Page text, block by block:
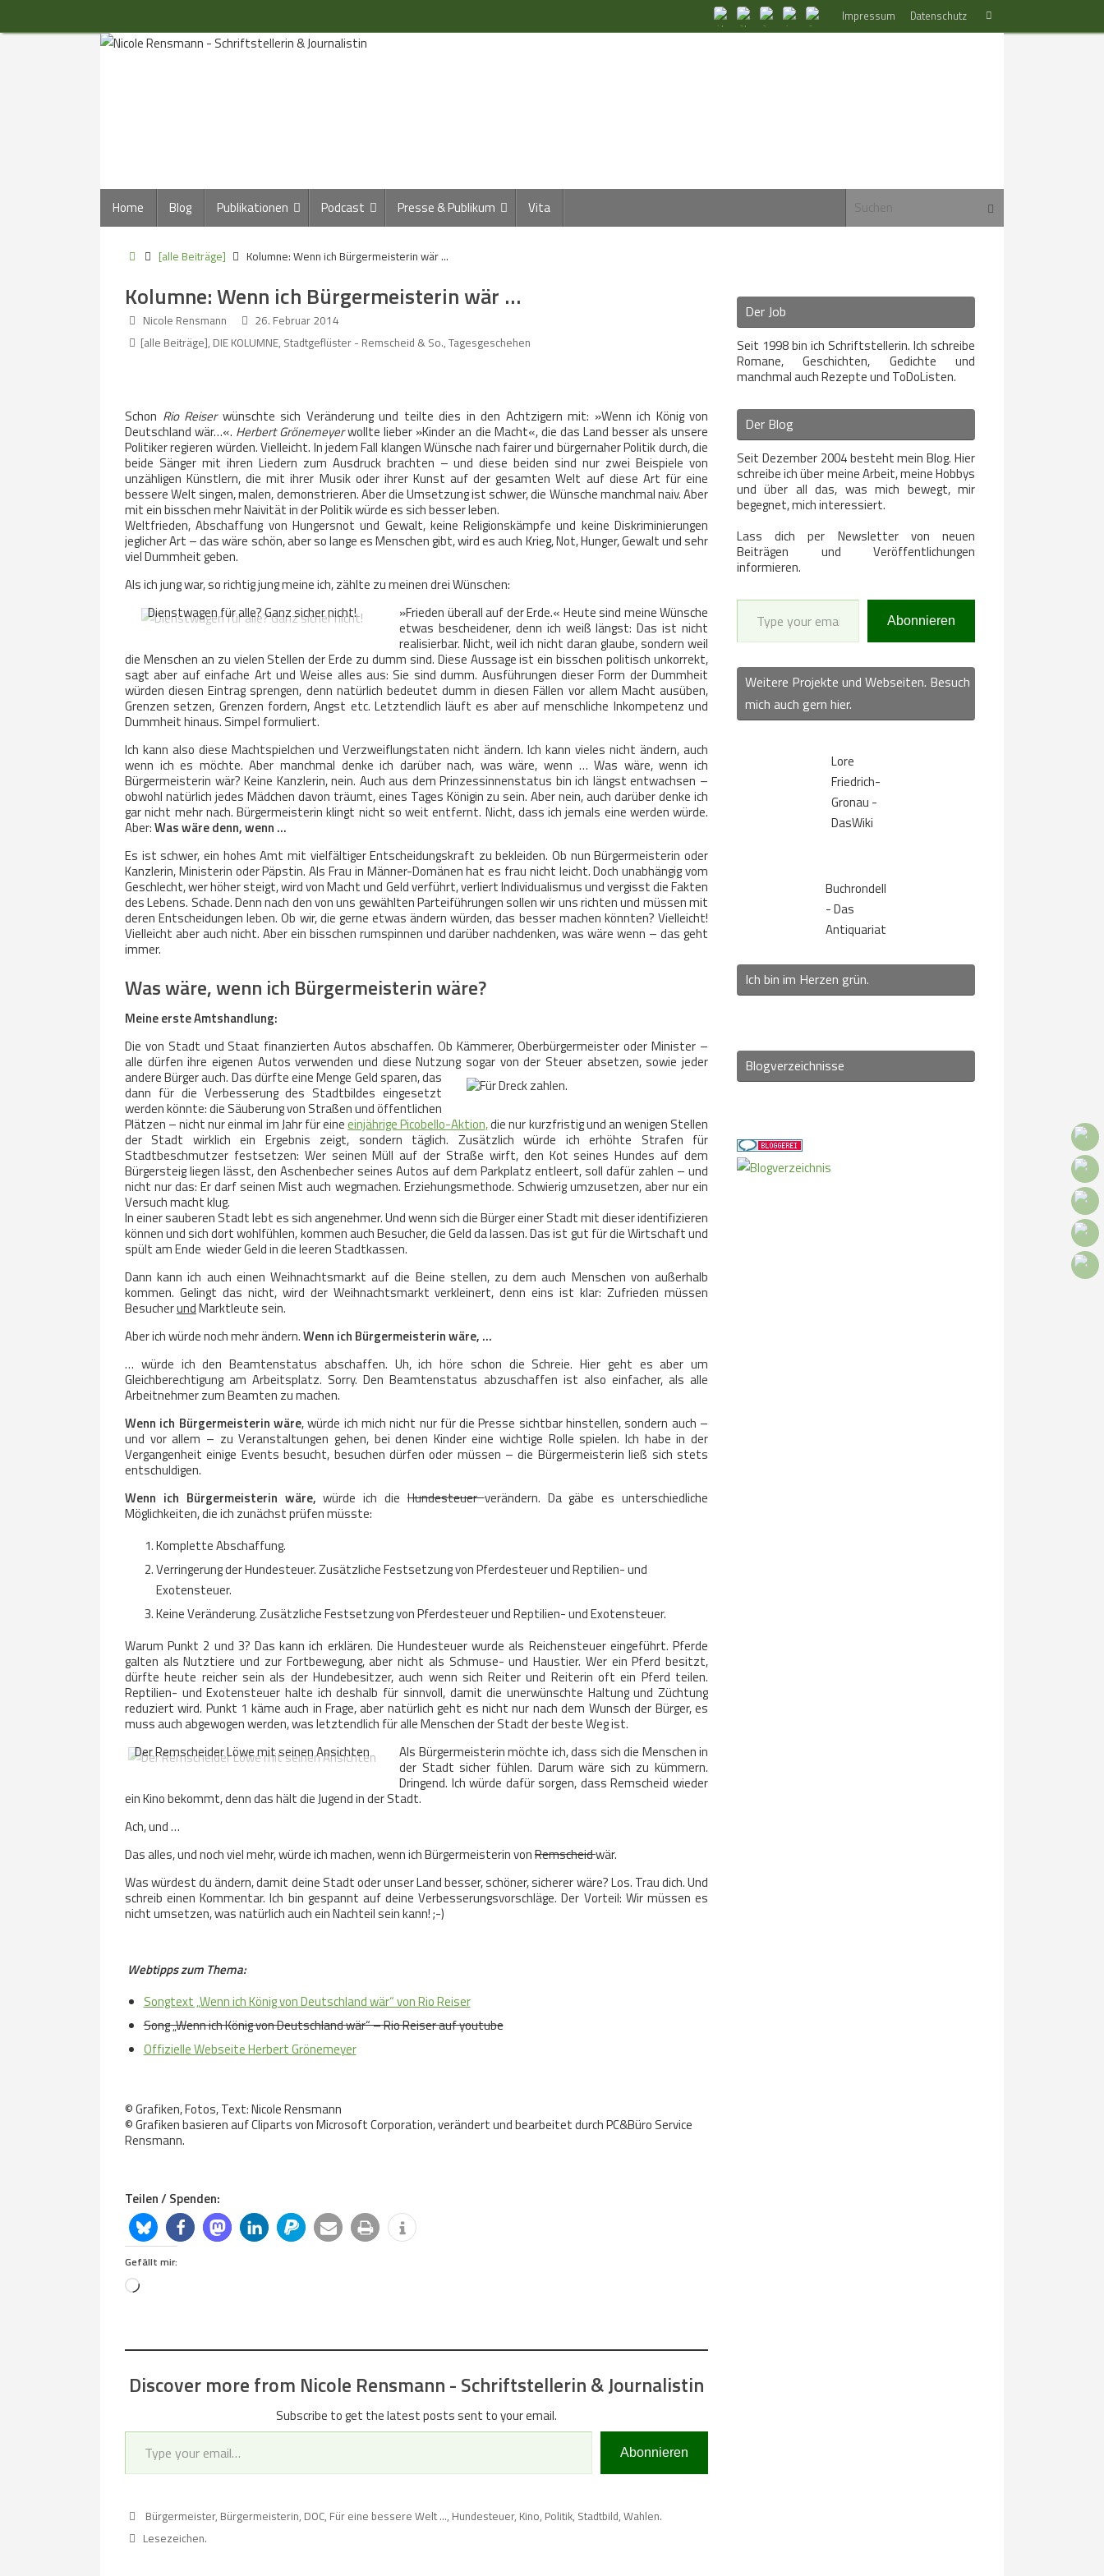
Inhalt
Impressum Datenschutz
nach:
Suchen
Inhalt
springen
Home Blog Publikationen Podcast Presse & Publikum Vita Suchen
Start[alle Beiträge] Kolumne: Wenn ich Bürgermeisterin wär …
Kolumne: Wenn ich Bürgermeisterin wär …
Nicole Rensmann
26. Februar 2014
[alle Beiträge], DIE KOLUMNE, Stadtgeflüster - Remscheid & So.,Tagesgeschehen
Schon Rio Reiserwünschte sich Veränderung und teilte dies in den Achtzigern mit: »Wenn ich König von
Deutschland wär…«. Herbert Grönemeyerwollte lieber »Kinder an die Macht«, die das Land besser als unsere
Politiker regieren würden. Vielleicht. In jedem Fall klangen Wünsche nach fairer und bürgernaher Politik durch, die
beide Sänger mit ihren Liedern zum Ausdruck brachten – und diese beiden sind nur zwei Beispiele von
unzähligen Künstlern, die mit ihrer Musik oder ihrer Kunst auf der gesamten Welt auf diese Art für eine
bessere Welt singen, malen, demonstrieren. Aber die Umsetzung ist schwer, die Wünsche manchmal naiv. Aber
mit ein bisschen mehr Naivität in der Politik würde es sich besser leben.
Weltfrieden, Abschaffung von Hungersnot und Gewalt, keine Religionskämpfe und keine Diskriminierungen
jeglicher Art – das wäre schön, aber so lange es Menschen gibt, wird es auch Krieg, Not, Hunger, Gewalt und sehr
viel Dummheit geben.
Als ich jung war, so richtig jung meine ich, zählte zu meinen drei Wünschen:
Dienstwagen für alle? Ganz sicher nicht!
»Frieden überall auf der Erde.« Heute sind meine Wünsche
etwas bescheidener, denn ich weiß längst: Das ist nicht
realisierbar. Nicht, weil ich nicht daran glaube, sondern weil
die Menschen an zu vielen Stellen der Erde zu dumm sind. Diese Aussage ist ein bisschen politisch unkorrekt,
sagt aber auf einfache Art und Weise alles aus: Sie sind dumm. Ausführungen dieser Form der Dummheit
würden diesen Eintrag sprengen, denn natürlich bedeutet dumm in diesen Fällen vor allem Macht ausüben,
Grenzen setzen, Grenzen fordern, Angst etc. Letztendlich läuft es aber auf menschliche Inkompetenz und
Dummheit hinaus. Simpel formuliert.
Ich kann also diese Machtspielchen und Verzweiflungstaten nicht ändern. Ich kann vieles nicht ändern, auch
wenn ich es möchte. Aber manchmal denke ich darüber nach, was wäre, wenn … Was wäre, wenn ich
Bürgermeisterin wär? Keine Kanzlerin, nein. Auch aus dem Prinzessinnenstatus bin ich längst entwachsen –
obwohl natürlich jedes Mädchen davon träumt, eines Tages Königin zu sein. Aber nein, auch darüber denke ich
gar nicht mehr nach. Bürgermeisterin klingt nicht so weit entfernt. Nicht, dass ich jemals eine werden würde.
Aber:Was wäre denn, wenn …
Es ist schwer, ein hohes Amt mit vielfältiger Entscheidungskraft zu bekleiden. Ob nun Bürgermeisterin oder
Kanzlerin, Ministerin oder Päpstin. Als Frau in Männer-Domänen hat es frau nicht leicht. Doch unabhängig vom
Geschlecht, wer höher steigt, wird von Macht und Geld verführt, verliert Individualismus und vergisst die Fakten
des Lebens. Schade. Denn nach den von uns gewählten Parteiführungen sollen wir uns richten und müssen mit
deren Entscheidungen leben. Ob wir, die gerne etwas ändern würden, das besser machen könnten? Vielleicht!
Vielleicht aber auch nicht. Aber ein bisschen rumspinnen und darüber nachdenken, was wäre wenn – das geht
immer.
Was wäre, wenn ich Bürgermeisterin wäre?
Meine erste Amtshandlung:
Die von Stadt und Staat finanzierten Autos abschaffen. Ob Kämmerer, Oberbürgermeister oder Minister –
alle dürfen ihre eigenen Autos verwenden und diese Nutzung sogar von der Steuer absetzen, sowie jeder
andere Bürger auch. Das dürfte eine Menge Geld sparen, das
dann für die Verbesserung des Stadtbildes eingesetzt
werden könnte: die Säuberung von Straßen und öffentlichen
Plätzen – nicht nur einmal im Jahr für eineeinjährige Picobello-Aktion,die nur kurzfristig und an wenigen Stellen
der Stadt wirklich ein Ergebnis zeigt, sondern täglich. Zusätzlich würde ich erhöhte Strafen für
Stadtbeschmutzer festsetzen: Wer seinen Müll auf der Straße wirft, den Kot seines Hundes auf dem
Bürgersteig liegen lässt, den Aschenbecher seines Autos auf dem Parkplatz entleert, soll dafür zahlen – und
nicht nur das: Er darf seinen Mist auch wegmachen. Erziehungsmethode. Schwierig umzusetzen, aber nur ein
Versuch macht klug.
In einer sauberen Stadt lebt es sich angenehmer. Und wenn sich die Bürger einer Stadt mit dieser identifizieren
können und sich dort wohlfühlen, kommen auch Besucher, die Geld da lassen. Das ist gut für die Wirtschaft und
spült am Ende wieder Geld in die leeren Stadtkassen.
Dann kann ich auch einen Weihnachtsmarkt auf die Beine stellen, zu dem auch Menschen von außerhalb
kommen. Gelingt das nicht, wird der Weihnachtsmarkt verkleinert, denn eins ist klar: Zufrieden müssen
BesucherundMarktleute sein.
Aber ich würde noch mehr ändern.Wenn ich Bürgermeisterin wäre, …
… würde ich den Beamtenstatus abschaffen. Uh, ich höre schon die Schreie. Hier geht es aber um
Gleichberechtigung am Arbeitsplatz. Sorry. Den Beamtenstatus abzuschaffen ist also einfacher, als alle
Arbeitnehmer zum Beamten zu machen.
Wenn ich Bürgermeisterin wäre, würde ich mich nicht nur für die Presse sichtbar hinstellen, sondern auch –
und vor allem – zu Veranstaltungen gehen, bei denen Kinder eine wichtige Rolle spielen. Ich habe in der
Vergangenheit einige Events besucht, besuchen dürfen oder müssen – die Bürgermeisterin ließ sich stets
entschuldigen.
Wenn ich Bürgermeisterin wäre, würde ich dieHundesteuerverändern. Da gäbe es unterschiedliche
Möglichkeiten, die ich zunächst prüfen müsste:
Komplette Abschaffung.
Verringerung der Hundesteuer. Zusätzliche Festsetzung von Pferdesteuer und Reptilien- und
Exotensteuer.
Keine Veränderung. Zusätzliche Festsetzung von Pferdesteuer und Reptilien- und Exotensteuer.
Warum Punkt 2 und 3? Das kann ich erklären. Die Hundesteuer wurde als Reichensteuer eingeführt. Pferde
galten als Nutztiere und zur Fortbewegung, aber nicht als Schmuse- und Haustier. Wer ein Pferd besitzt,
dürfte heute reicher sein als der Hundebesitzer, auch wenn sich Reiter und Reiterin oft ein Pferd teilen.
Reptilien- und Exotensteuer halte ich deshalb für sinnvoll, damit die unerwünschte Haltung und Züchtung
reduziert wird. Punkt 1 käme auch in Frage, aber natürlich geht es nicht nur nach dem Wunsch der Bürger, es
muss auch abgewogen werden, was letztendlich für alle Menschen der Stadt der beste Weg ist.
Der Remscheider Löwe mit seinen Ansichten
Als Bürgermeisterin möchte ich, dass sich die Menschen in
der Stadt sicher fühlen. Darum wäre sich zu kümmern.
Dringend. Ich würde dafür sorgen, dass Remscheid wieder
ein Kino bekommt, denn das hält die Jugend in der Stadt.
Ach, und …
Das alles, und noch viel mehr, würde ich machen, wenn ich Bürgermeisterin vonRemscheidwär.
Was würdest du ändern, damit deine Stadt oder unser Land besser, schöner, sicherer wäre? Los. Trau dich. Und
schreib einen Kommentar. Ich bin gespannt auf deine Verbesserungsvorschläge. Der Vorteil: Wir müssen es
nicht umsetzen, was natürlich auch ein Nachteil sein kann! ;-)
Webtipps zum Thema:
Songtext „Wenn ich König von Deutschland wär“ von Rio Reiser
Song „Wenn ich König von Deutschland wär“ – Rio Reiser auf youtube
Offizielle Webseite Herbert Grönemeyer
© Grafiken, Fotos, Text: Nicole Rensmann
© Grafiken basieren auf Cliparts von Microsoft Corporation, verändert und bearbeitet durch PC&Büro Service
Rensmann.
Teilen / Spenden:
Gefällt mir:
Loading…
Discover more from Nicole Rensmann - Schriftstellerin & Journalistin
Subscribe to get the latest posts sent to your email.
Type your email…
Abonnieren
Bürgermeister, Bürgermeisterin, DOC, Für eine bessere Welt ..., Hundesteuer, Kino, Politik, Stadtbild,Wahlen.
Lesezeichen.
Der Job
Seit 1998 bin ich Schriftstellerin. Ich schreibe
Romane, Geschichten, Gedichte und
manchmal auch Rezepte und ToDoListen.
Der Blog
Seit Dezember 2004 besteht mein Blog. Hier
schreibe ich über meine Arbeit, meine Hobbys
und über all das, was mich bewegt, mir
begegnet, mich interessiert.
Lass dich per Newsletter von neuen
Beiträgen und Veröffentlichungen
informieren.
Type your email…
Abonnieren
Weitere Projekte und Webseiten. Besuch
mich auch gern hier.
Lore
Friedrich-
Gronau -
DasWiki
Buchrondell
- Das
Antiquariat
Ich bin im Herzen grün.
Blogverzeichnisse